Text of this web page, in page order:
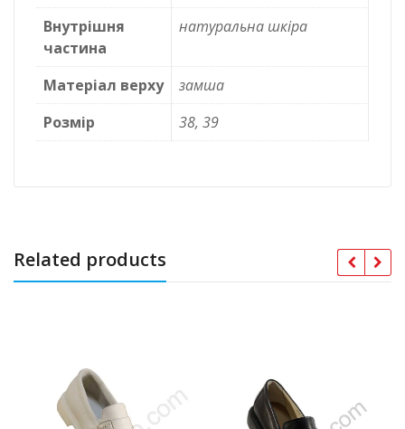
Внутрішня
частина
натуральна шкіра
Матеріал верху
замша
Розмір
38, 39
Related products